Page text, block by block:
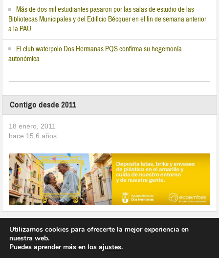
Más de dos mil estudiantes pasaron por las salas de estudio de las
Bibliotecas Municipales y del Edificio Bécquer en el fin de semana anterior
a la PAU
El club waterpolo Dos Hermanas PQS confirma su hegemonía
autonómica
Contigo desde 2011
18 enero, 2011
hace 15,6 años.
Utilizamos cookies para ofrecerte la mejor experiencia en
nuestra web.
Puedes aprender más en los ajustes.